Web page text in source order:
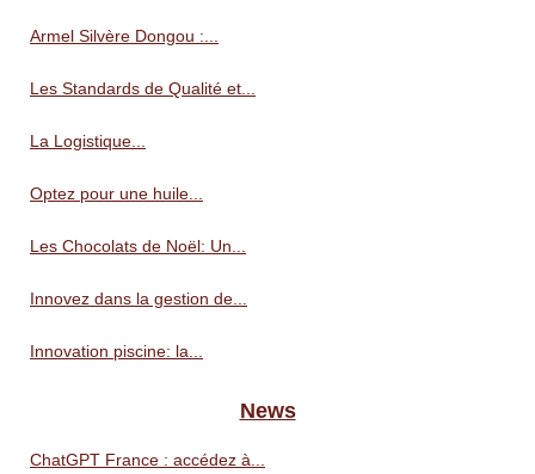
Armel Silvère Dongou :...
Les Standards de Qualité et...
La Logistique...
Optez pour une huile...
Les Chocolats de Noël: Un...
Innovez dans la gestion de...
Innovation piscine: la...
News
ChatGPT France : accédez à...